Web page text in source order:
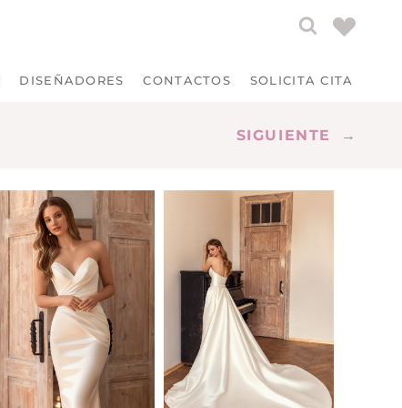
DISEÑADORES CONTACTOS SOLICITA CITA
SIGUIENTE →